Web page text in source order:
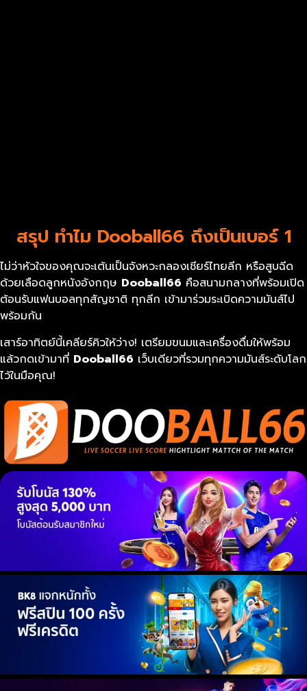
สรุป ทำไม Dooball66 ถึงเป็นเบอร์ 1
ไม่ว่าหัวใจของคุณจะเต้นเป็นจังหวะกลองเชียร์ไทยลีก หรือสูบฉีด
ด้วยเลือดลูกหนังอังกฤษ Dooball66 คือสนามกลางที่พร้อมเปิด
ต้อนรับแฟนบอลทุกสัญชาติ ทุกลีก เข้ามาร่วมระเบิดความมันส์ไป
พร้อมกัน
เสาร์อาทิตย์นี้เคลียร์คิวให้ว่าง! เตรียมขนมและเครื่องดื่มให้พร้อม
แล้วกดเข้ามาที่ Dooball66 เว็บเดียวที่รวมทุกความมันส์ระดับโลก
ไว้ในมือคุณ!